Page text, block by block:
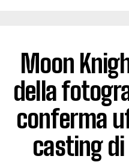
Moon
della
conferma
casting di